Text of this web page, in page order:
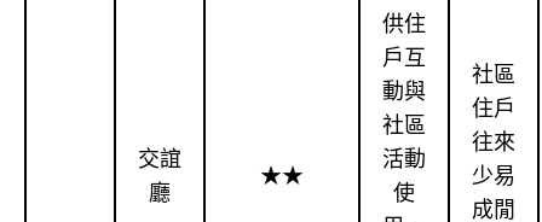
交誼
廳
★★
供住
戶互
動與
社區
活動
使
社區
住戶
往來
少易
成閒